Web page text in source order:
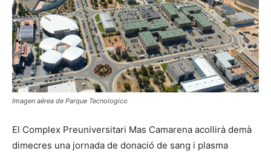
Imagen aérea de Parque Tecnologico
El Complex Preuniversitari Mas Camarena acollirà demà
dimecres una jornada de donació de sang i plasma